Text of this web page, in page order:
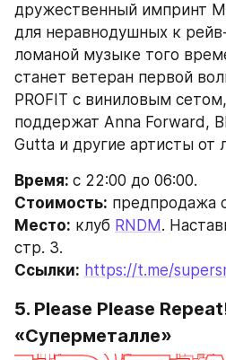
дружественный импринт
для неравнодушных к
ломаной музыке того
станет ветеран первой
PROFIT с виниловым
поддержат Anna Forward,
Gutta и другие артисты от
Время: с 22:00 до 06:00.
Стоимость: предпродажа
Место: клуб RNDM .
стр. 3.
Ссылки: https://t.me/
5. Please Please
«Суперметалле»